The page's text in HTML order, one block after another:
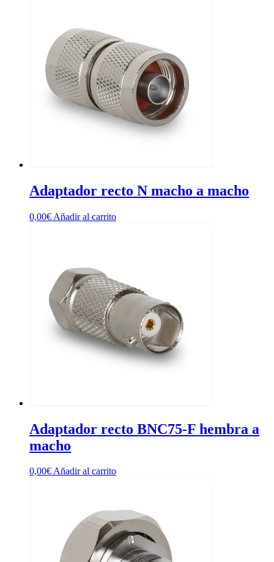
Adaptador recto N macho a macho
0,00€ Añadir al carrito
Adaptador recto BNC75-F hembra a
macho
0,00€Añadir al carrito